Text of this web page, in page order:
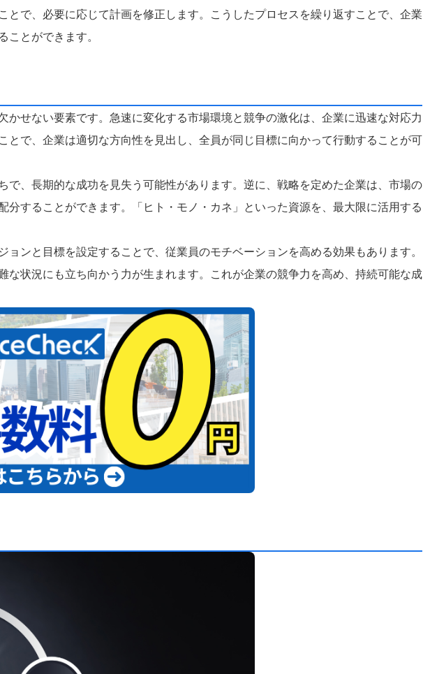
で、必要に応じて計画を修正します。こうしたプロセスを繰り返すことで、企業
とができます。
せない要素です。急速に変化する市場環境と競争の激化は、企業に迅速な対応力
で、企業は適切な方向性を見出し、全員が同じ目標に向かって行動することが可
、長期的な成功を見失う可能性があります。逆に、戦略を定めた企業は、市場の
分することができます。「ヒト・モノ・カネ」といった資源を、最大限に活用する
ンと目標を設定することで、従業員のモチベーションを高める効果もあります。
状況にも立ち向かう力が生まれます。これが企業の競争力を高め、持続可能な成